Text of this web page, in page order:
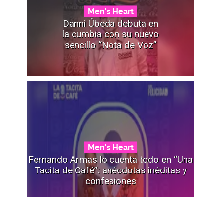
Men's Heart
Danni Úbeda debuta en
la cumbia con su nuevo
sencillo “Nota de Voz”
Men's Heart
Fernando Armas lo cuenta todo en “Una
Tacita de Café”: anécdotas inéditas y
confesiones